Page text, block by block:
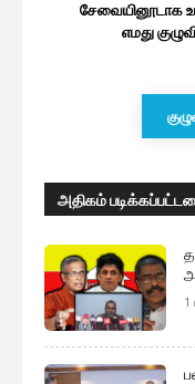
சேவையினூடாக
எமது
அதிகம்
1